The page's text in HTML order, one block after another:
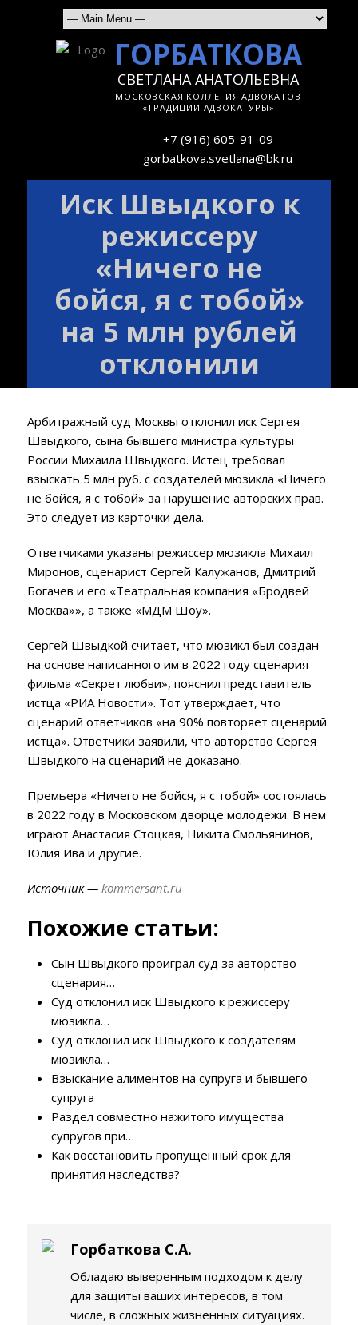
ГОРБАТКОВА
СВЕТЛАНА АНАТОЛЬЕВНА
МОСКОВСКАЯ КОЛЛЕГИЯ АДВОКАТОВ
«ТРАДИЦИИ АДВОКАТУРЫ»
+7 (916) 605-91-09
gorbatkova.svetlana@bk.ru
Иск Швыдкого к
режиссеру
«Ничего не
бойся, я с тобой»
на 5 млн рублей
отклонили
Арбитражный суд Москвы отклонил иск Сергея
Швыдкого, сына бывшего министра культуры
России Михаила Швыдкого. Истец требовал
взыскать 5 млн руб. с создателей мюзикла «Ничего
не бойся, я с тобой» за нарушение авторских прав.
Это следует из карточки дела.
Ответчиками указаны режиссер мюзикла Михаил
Миронов, сценарист Сергей Калужанов, Дмитрий
Богачев и его «Театральная компания «Бродвей
Москва»», а также «МДМ Шоу».
Сергей Швыдкой считает, что мюзикл был создан
на основе написанного им в 2022 году сценария
фильма «Секрет любви», пояснил представитель
истца «РИА Новости». Тот утверждает, что
сценарий ответчиков «на 90% повторяет сценарий
истца». Ответчики заявили, что авторство Сергея
Швыдкого на сценарий не доказано.
Премьера «Ничего не бойся, я с тобой» состоялась
в 2022 году в Московском дворце молодежи. В нем
играют Анастасия Стоцкая, Никита Смольянинов,
Юлия Ива и другие.
Источник — kommersant.ru
Похожие статьи:
Сын Швыдкого проиграл суд за авторство
сценария…
Суд отклонил иск Швыдкого к режиссеру
мюзикла…
Суд отклонил иск Швыдкого к создателям
мюзикла…
Взыскание алиментов на супруга и бывшего
супруга
Раздел совместно нажитого имущества
супругов при…
Как восстановить пропущенный срок для
принятия наследства?
Горбаткова С.А.
Обладаю выверенным подходом к делу
для защиты ваших интересов, в том
числе, в сложных жизненных ситуациях.